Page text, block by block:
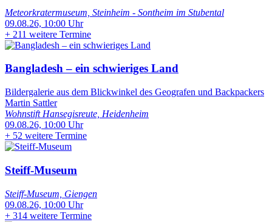
Meteorkratermuseum, Steinheim - Sontheim im Stubental
09.08.26, 10:00 Uhr
+ 211 weitere Termine
Bangladesh – ein schwieriges Land
Bildergalerie aus dem Blickwinkel des Geografen und Backpackers
Martin Sattler
Wohnstift Hansegisreute, Heidenheim
09.08.26, 10:00 Uhr
+ 52 weitere Termine
Steiff-Museum
Steiff-Museum, Giengen
09.08.26, 10:00 Uhr
+ 314 weitere Termine